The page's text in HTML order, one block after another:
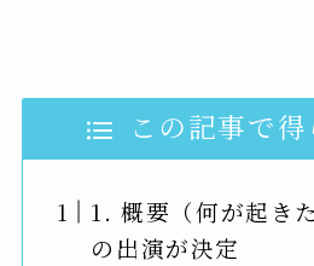
この記事で
1. 概要（何が起き
の出演が決定